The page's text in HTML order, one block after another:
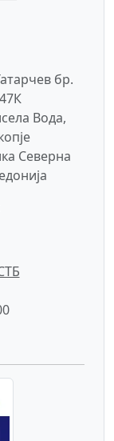
бр.
47К
Вода,
Северна